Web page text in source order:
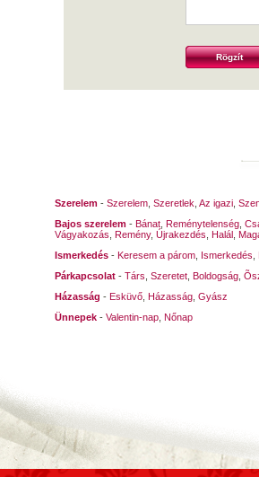
Szerelem - Szerelem Szeretlek Az igazi
Bajos szerelem - Bánat Reménytelenség
Vágyakozás Remény, Újrakezdés Halál
Ismerkedés - Keresem a párom Ismerkedés
Párkapcsolat - Társ Szeretet Boldogság
Házasság - Esküvő Házasság Gyász
Ünnepek - Valentin-nap Nőnap